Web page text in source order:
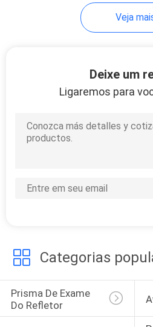
Carregador
bateria total
estação
estação
Veja
Deixe um
Ligaremos para
Categorias
Prisma De Exame
Do Refletor